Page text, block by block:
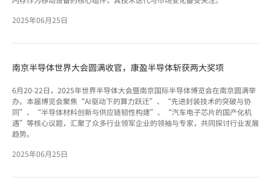
2025年06月25日
南京半导体世界大会圆满收官，康盈半导体斩获两大奖项
6月20-22日，2025年世界半导体大会暨南京国际半导体博览会在南京圆满举
办。本届博览会聚焦“AI驱动下的算力跃迁”、“先进封装技术的突破与协
同”、“半导体材料创新与供应链韧性构建”、“汽车电子芯片的国产化机
遇”等核心议题，汇聚了众多行业领军企业的领袖与专家，共同探讨行业发展
趋势。
2025年06月25日